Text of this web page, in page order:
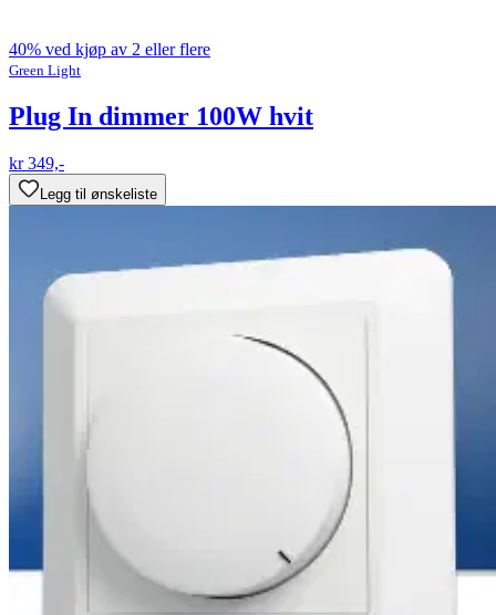
40% ved kjøp av 2 eller flere
Green Light
Plug In dimmer 100W hvit
kr 349,-
Legg til ønskeliste